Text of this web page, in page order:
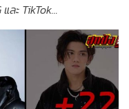
ะ TikTok...